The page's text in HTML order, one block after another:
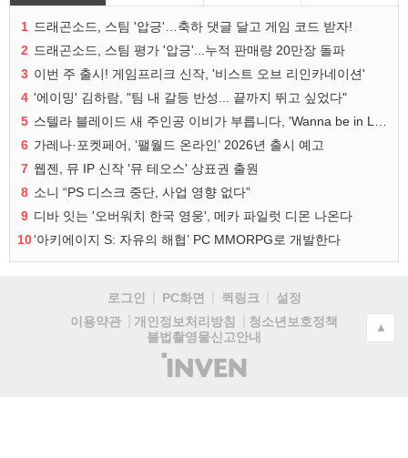
1 드래곤소드, 스팀 '압긍'…축하 댓글 달고 게임 코드 받자!
2 드래곤소드, 스팀 평가 '압긍'...누적 판매량 20만장 돌파
3 이번 주 출시! 게임프리크 신작, '비스트 오브 리인카네이션'
4 '에이밍' 김하람, "팀 내 갈등 반성... 끝까지 뛰고 싶었다"
5
6 가레나·포켓페어, ‘팰월드 온라인’ 2026년 출시 예고
7 웹젠, 뮤 IP 신작 '뮤 테오스' 상표권 출원
8 소니 “PS 디스크 중단, 사업 영향 없다”
9 디바 잇는 '오버워치 한국 영웅', 메카 파일럿 디몬 나온다
10‘아키에이지 S: 자유의 해협’ PC MMORPG로 개발한다
로그인 PC화면 퀵링크
설정
이용약관
개인정보처리방침
청소년보호정책
불법촬영물신고안내
(주)
인
▲